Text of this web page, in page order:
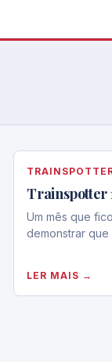
Trainspotter
Um mês que
demonstrar que
LER MAIS →